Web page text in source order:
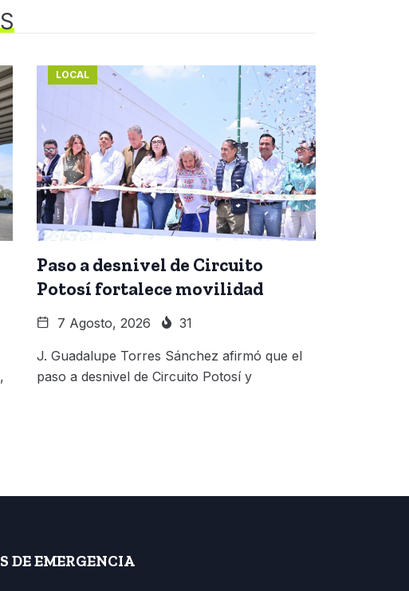
LOCAL
Paso a desnivel de Circuito
Potosí fortalece movilidad
7 Agosto, 2026 31
J. Guadalupe Torres Sánchez afirmó que el
paso a desnivel de Circuito Potosí y
DE EMERGENCIA